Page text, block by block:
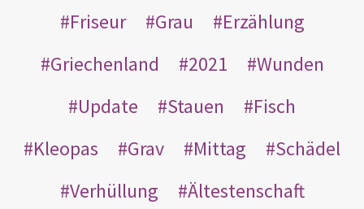
Friseur
Grau
Erzählung
Griechenland
2021
Wunden
Update
Stauen
Fisch
Kleopas
Grav Mittag
Schädel
Verhüllung
Ältestenschaft